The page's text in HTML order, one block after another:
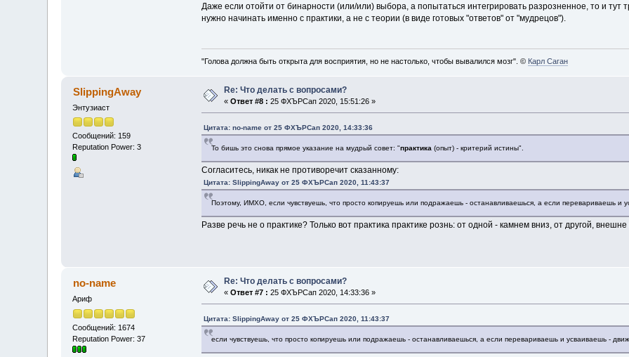
Даже если отойти от бинарности (или/или) выбора, а попытаться интегрировать разрозненное, то и тут
нужно начинать именно с практики, а не с теории (в виде готовых "ответов" от "мудрецов").
"Голова должна быть открыта для восприятия, но не настолько, чтобы вывалился мозг". © Карл Саган
SlippingAway
Энтузиаст
Сообщений: 159
Reputation Power: 3
Re: Что делать с вопросами?
«Ответ #8 : 25 ФХЪРСап 2020, 15:51:26 »
Цитата: no-name от 25 ФХЪРСап 2020, 14:33:36
То бишь это снова прямое указание на мудрый совет: "практика (опыт) - критерий истины".
Согласитесь, никак не противоречит сказанному:
Цитата: SlippingAway от 25 ФХЪРСап 2020, 11:43:37
Поэтому, ИМХО, если чувствуешь, что просто копируешь или подражаешь - останавливаешься, а если перевариваешь и
Разве речь не о практике? Только вот практика практике рознь: от одной - камнем вниз, от другой,
no-name
Ариф
Сообщений: 1674
Reputation Power: 37
Re: Что делать с вопросами?
«Ответ #7 : 25 ФХЪРСап 2020, 14:33:36 »
Цитата: SlippingAway от 25 ФХЪРСап 2020, 11:43:37
если чувствуешь, что просто копируешь или подражаешь - останавливаешься, а если перевариваешь и усваиваешь -